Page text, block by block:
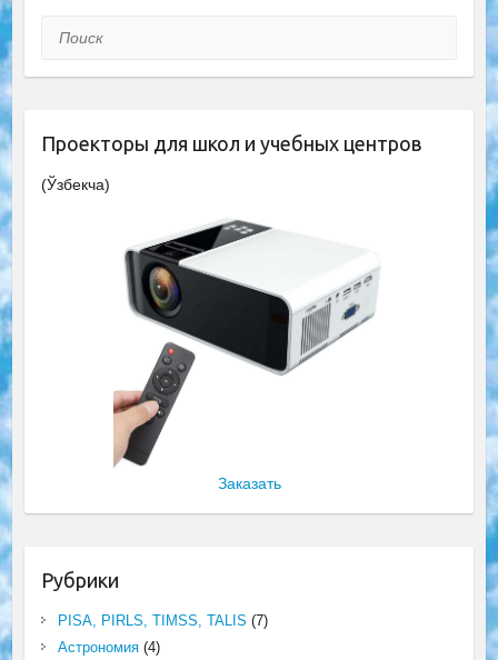
Поиск
Проекторы для школ и учебных центров
(Ўзбекча)
Заказать
Рубрики
PISA, PIRLS, TIMSS, TALIS (7)
Астрономия(4)